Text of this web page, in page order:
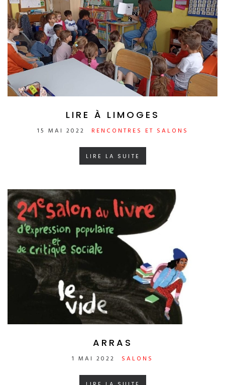
LIRE À LIMOGES
15 MAI 2022 RENCONTRES ET SALONS
LIRE LA SUITE
ARRAS
1 MAI 2022 SALONS